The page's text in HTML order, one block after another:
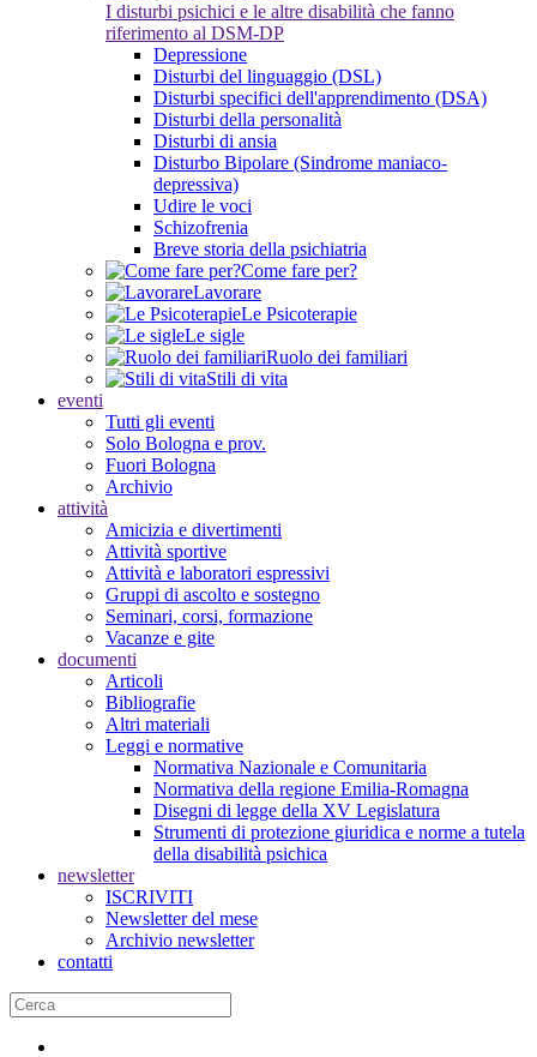
I disturbi psichici e le altre disabilità che fanno
riferimento al DSM-DP
Depressione
Disturbi del linguaggio (DSL)
Disturbi specifici dell'apprendimento (DSA)
Disturbi della personalità
Disturbi di ansia
Disturbo Bipolare (Sindrome maniaco-
depressiva)
Udire le voci
Schizofrenia
Breve storia della psichiatria
Come fare per?
Lavorare
Le Psicoterapie
Le sigle
Ruolo dei familiari
Stili di vita
eventi
Tutti gli eventi
Solo Bologna e prov.
Fuori Bologna
Archivio
attività
Amicizia e divertimenti
Attività sportive
Attività e laboratori espressivi
Gruppi di ascolto e sostegno
Seminari, corsi, formazione
Vacanze e gite
documenti
Articoli
Bibliografie
Altri materiali
Leggi e normative
Normativa Nazionale e Comunitaria
Normativa della regione Emilia-Romagna
Disegni di legge della XV Legislatura
Strumenti di protezione giuridica e norme a tutela
della disabilità psichica
newsletter
ISCRIVITI
Newsletter del mese
Archivio newsletter
contatti